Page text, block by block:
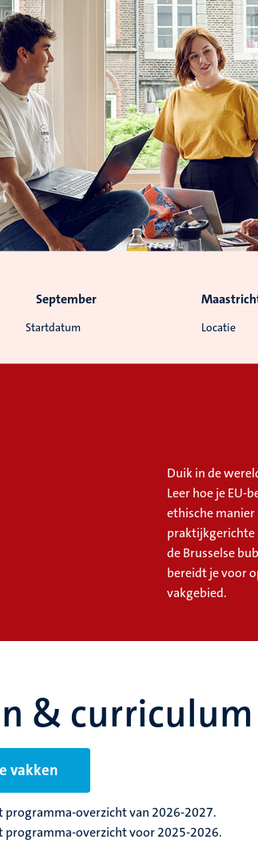
Startdatum
September
Locatie
Duik in de
Leer hoe je EU-
ethische
praktijkgerichte
de Brusselse
bereidt je voor
vakgebied.
& curriculum
vakken
programma-overzicht van 2026-2027.
programma-overzicht voor 2025-2026.